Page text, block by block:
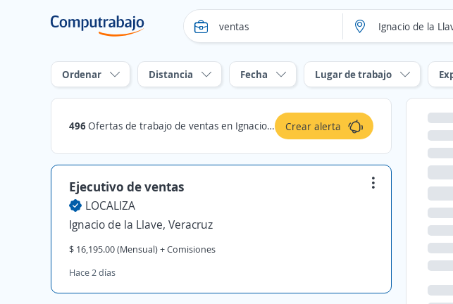
Ordenar Distancia Fecha Lugar de trabajo
496Ofertas de trabajo de ventas en Ignacio de la Llave, Veracruz Crear alerta
Ejecutivo de ventas
LOCALIZA
Ignacio de la Llave, Veracruz
$ 16,195.00 (Mensual) + Comisiones
Hace 2 días